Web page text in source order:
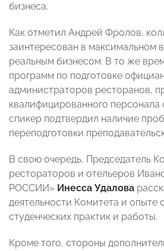
бизнеса.
Как отметил Андрей Фролов,
заинтересован в максимальном
реальным бизнесом. В то же
программ по подготовке
администраторов ресторанов,
квалифицированного персонала
спикер подтвердил наличие
переподготовки
В свою очередь, Председатель
рестораторов и отельеров
РОССИИ» Инесса Удалова
деятельности Комитета и опыте
студенческих практик и работы.
Кроме того, стороны